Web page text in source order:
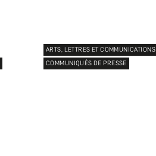
ARTS, LETTRES ET COMMUNICATIONS
COMMUNIQUÉS DE PRESSE